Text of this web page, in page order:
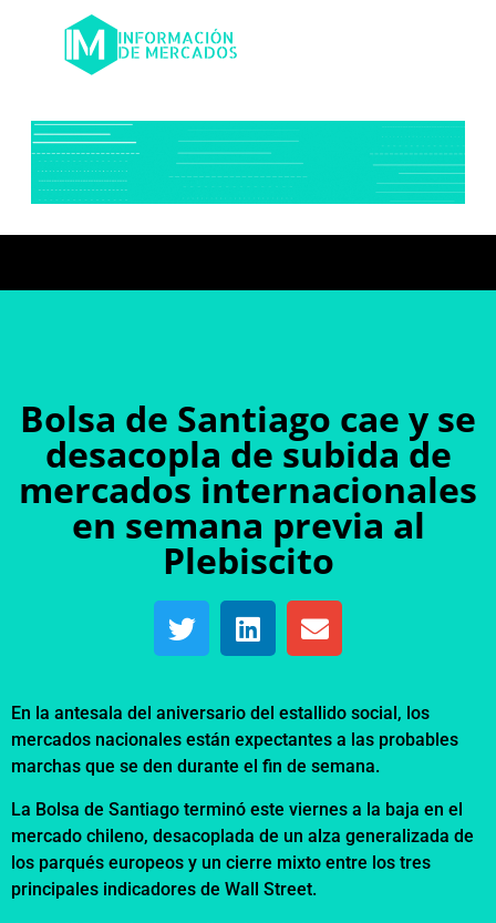
Bolsa de Santiago cae y se
desacopla de subida de
mercados internacionales
en semana previa al
Plebiscito
En la antesala del aniversario del estallido social, los
mercados nacionales están expectantes a las probables
marchas que se den durante el fin de semana.
La Bolsa de Santiago terminó este viernes a la baja en el
mercado chileno, desacoplada de un alza generalizada de
los parqués europeos y un cierre mixto entre los tres
principales indicadores de Wall Street.